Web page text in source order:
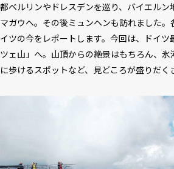
都ベルリンやドレスデンを巡り、バイエルン
マガウへ。その後ミュンヘンも訪れました
イツの今をレポートします。今回は、ドイツ
ツェ山」へ。山頂からの絶景はもちろん、
に歩けるスポットなど、見どころが盛りだく